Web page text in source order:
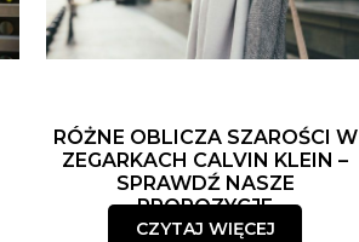
RÓŻNE OBLICZA SZAROŚCI W
ZEGARKACH CALVIN KLEIN –
SPRAWDŹ NASZE
PROPOZYCJE
CZYTAJ WIĘCEJ